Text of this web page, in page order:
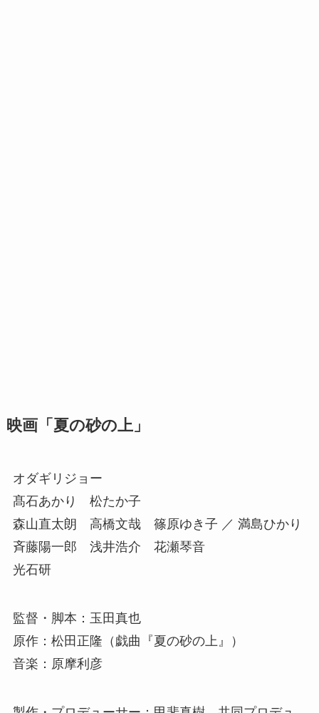
映画「夏の砂の上」
オダギリジョー
髙石あかり 松たか子
森山直太朗 高橋文哉 篠原ゆき子 ／ 満島ひかり
斉藤陽一郎 浅井浩介 花瀬琴音
光石研
監督・脚本：玉田真也
原作：松田正隆（戯曲『夏の砂の上』）
音楽：原摩利彦